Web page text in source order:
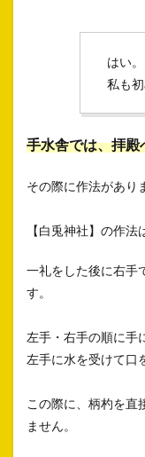
はい。
私も
手水舎では、拝殿
その際に作法があり
【白兎神社】の作法
一礼をした後に右手
す。
左手・右手の順に手
左手に水を受けて口
この際に、柄杓を直
ません。